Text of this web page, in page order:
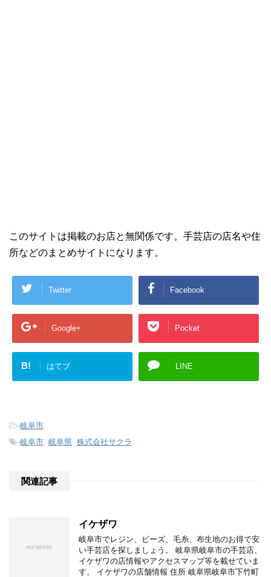
このサイトは掲載のお店と無関係です。手芸店の店名や住
所などのまとめサイトになります。
Twitter Facebook
Google+ Pocket
B! はてブ LINE
-岐阜市
-岐阜市 岐阜県 株式会社サクラ
関連記事
イケザワ
岐阜市でレジン、ビーズ、毛糸、布生地のお得で安
い手芸店を探しましょう。 岐阜県岐阜市の手芸店、
イケザワの店情報やアクセスマップ等を載せていま
す。 イケザワの店舗情報 住所 岐阜県岐阜市下竹町